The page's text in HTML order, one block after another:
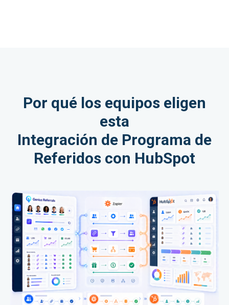
Por qué los equipos eligen
esta
Integración de Programa de
Referidos con HubSpot